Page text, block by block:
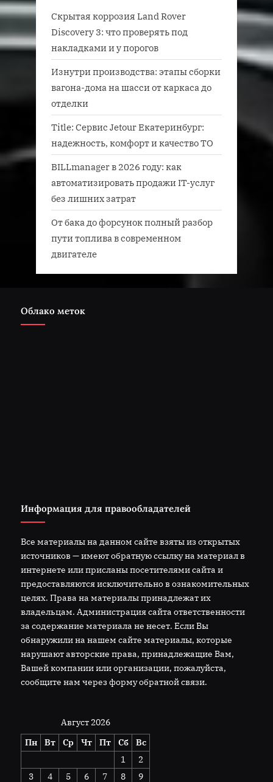
Скрытая коррозия Land Rover
Discovery 3: что проверять под
накладками и у порогов
Изнутри производства: этапы сборки
вагона-дома на шасси от каркаса до
отделки
Title: Сервис Jetour Екатеринбург:
надежность, комфорт и качество ТО
BILLmanager в 2026 году: как
автоматизировать продажи IT-услуг
без лишних затрат
От бака до форсунок полный разбор
пути топлива в современном
двигателе
Облако меток
Информация для правообладателей
Все материалы на данном сайте взяты из открытых
источников — имеют обратную ссылку на материал в
интернете или присланы посетителями сайта и
предоставляются исключительно в ознакомительных
целях. Права на материалы принадлежат их
владельцам. Администрация сайта ответственности
за содержание материала не несет. Если Вы
обнаружили на нашем сайте материалы, которые
нарушают авторские права, принадлежащие Вам,
Вашей компании или организации, пожалуйста,
сообщите нам через форму обратной связи.
Август 2026
Пн
Вт Ср Чт Пт Сб
Вс
1
2
3
4 5 6 7 8 9